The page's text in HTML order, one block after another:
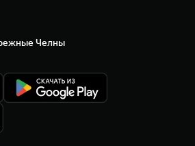
TANK 700
от 10 199 000 ₽
Челны